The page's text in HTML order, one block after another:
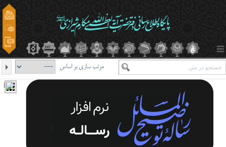
مرتب سازی بر اساس